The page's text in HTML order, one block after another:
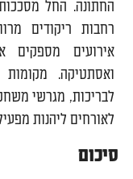
החתונה. החל
רחבות ריקודים
אירועים מספקים
ואסתטיקה.
לבריכות, מגרשי
לאורחים ליהנות
סיכום